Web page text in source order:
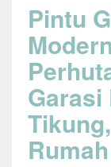
Pintu
Garasi